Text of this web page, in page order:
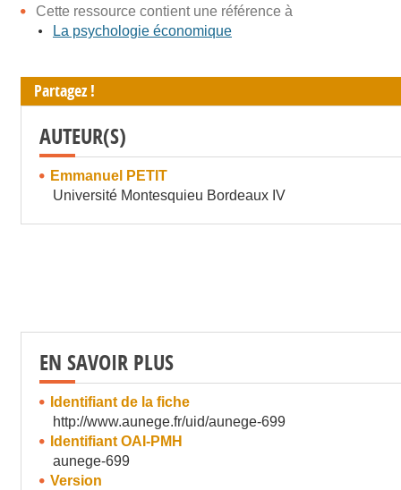
Cette ressource contient une référence à
La psychologie économique
Partagez !
AUTEUR(S)
Emmanuel PETIT
Université Montesquieu Bordeaux IV
EN SAVOIR PLUS
Identifiant de la fiche
http://www.aunege.fr/uid/aunege-699
Identifiant OAI-PMH
aunege-699
Version